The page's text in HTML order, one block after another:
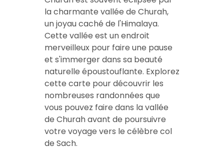
la charmante vallée de Churah,
un joyau caché de l'Himalaya.
Cette vallée est un endroit
merveilleux pour faire une pause
et s'immerger dans sa beauté
naturelle époustouflante. Explorez
cette carte pour découvrir les
nombreuses randonnées que
vous pouvez faire dans la vallée
de Churah avant de poursuivre
votre voyage vers le célèbre col
de Sach.